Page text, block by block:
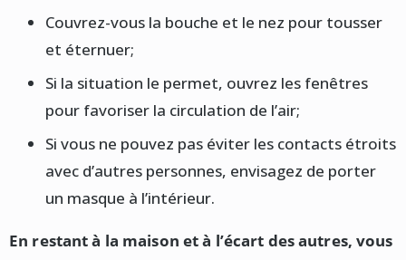
Couvrez-vous la bouche et le nez pour tousser
et éternuer;
Si la situation le permet, ouvrez les fenêtres
pour favoriser la circulation de l’air;
Si vous ne pouvez pas éviter les contacts étroits
avec d’autres personnes, envisagez de porter
un masque à l’intérieur.
En restant à la maison et à l’écart des autres, vous